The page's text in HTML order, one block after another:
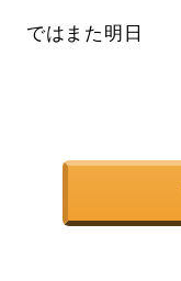
ではまた明日